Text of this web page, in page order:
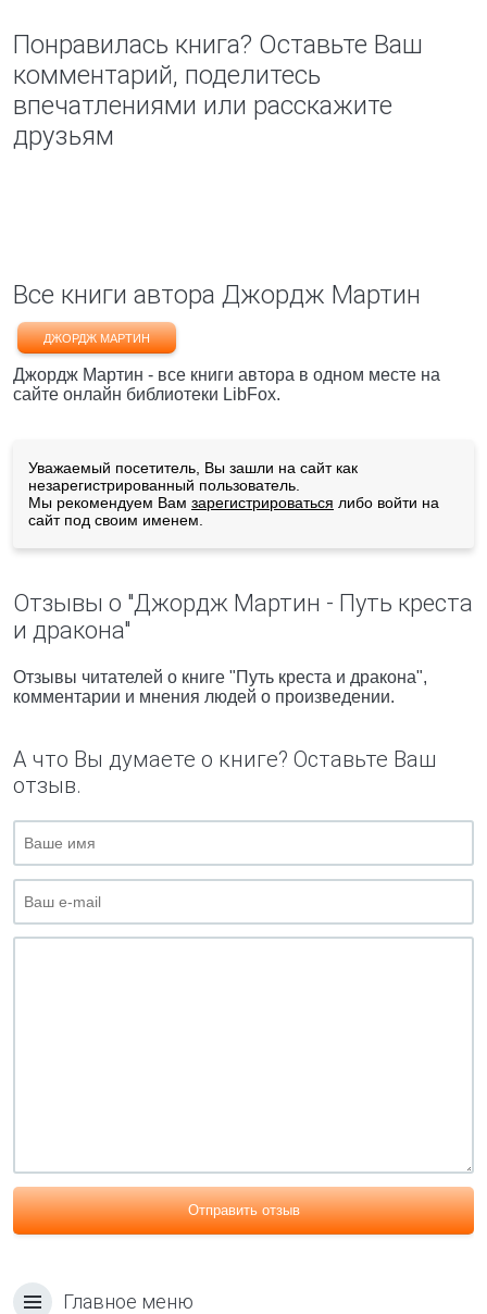
Понравилась книга? Оставьте Ваш
комментарий, поделитесь
впечатлениями или расскажите
друзьям
Все книги автора Джордж Мартин
ДЖОРДЖ МАРТИН
Джордж Мартин - все книги автора в одном месте на
сайте онлайн библиотеки LibFox.
Уважаемый посетитель, Вы зашли на сайт как
незарегистрированный пользователь.
Мы рекомендуем Вам зарегистрироваться либо войти на
сайт под своим именем.
Отзывы о "Джордж Мартин - Путь креста
и дракона"
Отзывы читателей о книге "Путь креста и дракона",
комментарии и мнения людей о произведении.
А что Вы думаете о книге? Оставьте Ваш
отзыв.
Отправить отзыв
Главное меню